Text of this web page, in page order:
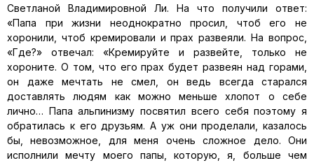
Светланой Владимировной Ли. На что получили ответ:
«Папа при жизни неоднократно просил, чтоб его не
хоронили, чтоб кремировали и прах развеяли. На вопрос,
«Где?» отвечал: «Кремируйте и развейте, только не
хороните. О том, что его прах будет развеян над горами,
он даже мечтать не смел, он ведь всегда старался
доставлять людям как можно меньше хлопот о себе
лично… Папа альпинизму посвятил всего себя поэтому я
обратилась к его друзьям. А уж они проделали, казалось
бы, невозможное, для меня очень сложное дело. Они
исполнили мечту моего папы, которую, я, больше чем